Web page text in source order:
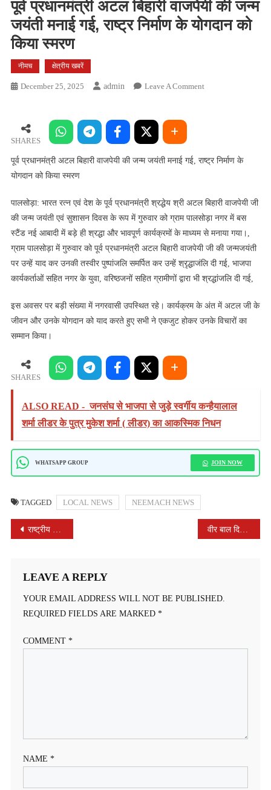
पूर्व प्रधानमंत्री अटल बिहारी वाजपेयी की जन्म
जयंती मनाई गई, राष्ट्र निर्माण के योगदान को
किया स्मरण
नीमच क्षेत्रीय खबरें
December 25, 2025 Admin Leave A CommentOn
वाजपेयी
जयंती
गई,
राष्ट्र
निर्माण
के
योगदान
किया
स्मरण
SHARES
पूर्व प्रधानमंत्री अटल बिहारी वाजपेयी की जन्म जयंती मनाई गई, राष्ट्र निर्माण के
योगदान को किया स्मरण
पालसोड़ा: भारत रत्न एवं देश के पूर्व प्रधानमंत्री श्रद्धेय श्री अटल बिहारी वाजपेयी जी
की जन्म जयंती एवं सुशासन दिवस के रूप में गुरुवार को ग्राम पालसोड़ा नगर में बस
स्टैंड नई आबादी में बड़े ही श्रद्धा और भावपूर्ण कार्यक्रमों के माध्यम से मनाया गया।,
ग्राम पालसोड़ा में गुरुवार को पूर्व प्रधानमंत्री अटल बिहारी वाजपेयी जी की जन्मजयंती
पर उन्हें याद कर उनकी तस्वीर पुष्पांजलि समर्पित कर उन्हें श्रृद्धाजंलि दी गई, भाजपा
कार्यकर्ताओं सहित नगर के युवा, वरिष्ठजनों सहित ग्रामीणों द्वारा भी श्रद्धांजलि दी गई,
इस अवसर पर बड़ी संख्या में नगरवासी उपस्थित रहे। कार्यक्रम के अंत में अटल जी के
जीवन और उनके योगदान को याद करते हुए सभी ने एकजुट होकर उनके विचारों का
सम्मान किया।
SHARES
ALSO READ - जनसंघ से भाजपा से जुड़े स्वर्गीय कन्हैयालाल
शर्मा लीडर के पुत्र मुकेश शर्मा ( लीडर) का आकस्मिक निधन
WHATSAPP GROUP JOIN NOW
TAGGED LOCAL NEWS NEEMACH NEWS
POST
राष्ट्रीय किसान दिवस पर भादवामाता महिला एफपीओ डीकेन द्वारा किसान संगोष्ठी का आयोजन हुआ सम्पन्न
LEAVE A REPLY
YOUR EMAIL ADDRESS WILL NOT BE PUBLISHED.
REQUIRED FIELDS ARE MARKED *
COMMENT *
NAME *